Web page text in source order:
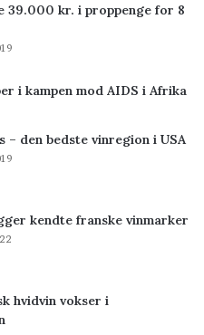
39.000 kr. i proppenge for 8
i kampen mod AIDS i Afrika
– den bedste vinregion i USA
kendte franske vinmarker
hvidvin vokser i